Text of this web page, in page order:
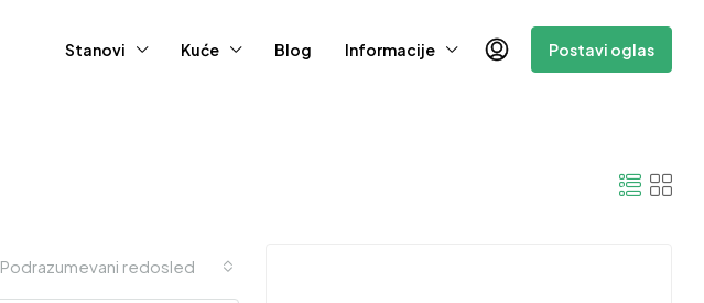
Stanovi Kuće Blog Informacije Postavi oglas
Podrazumevani redosled